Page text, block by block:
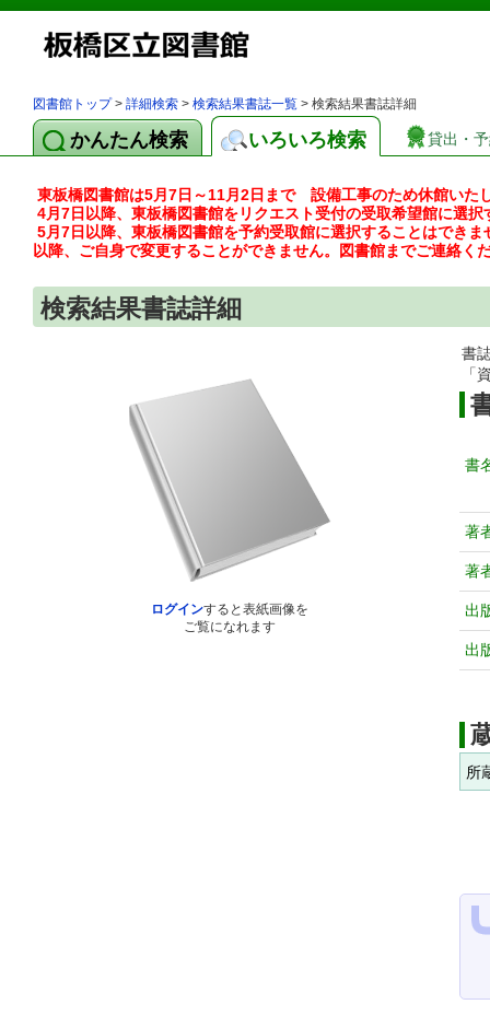
図書館トップ> 詳細検索 > 検索結果書誌一覧 > 検索結果書誌詳細
かんたん検索 いろいろ検索 貸出・
東板橋図書館は5月7日～11月2日まで 設備工事のため休館いた
4月7日以降、東板橋図書館をリクエスト受付の受取希望館に選択
5月7日以降、東板橋図書館を予約受取館に選択することはでき
以降、ご自身で変更することができません。図書館までご連絡く
検索結果書誌詳細
ログインすると表紙画像を
ご覧になれます
書
「
書
著
著
出
出
所